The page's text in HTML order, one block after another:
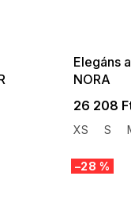
Elegáns
NORA
26 208
XS S
–28 %